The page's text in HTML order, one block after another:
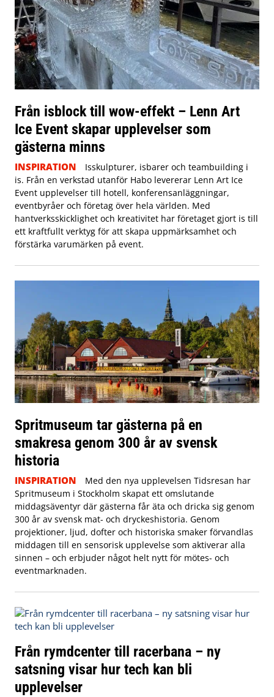
Från isblock till wow-effekt – Lenn Art
Ice Event skapar upplevelser som
gästerna minns
INSPIRATION
Isskulpturer, isbarer och teambuilding i
is. Från en verkstad utanför Habo levererar Lenn Art Ice
Event upplevelser till hotell, konferensanläggningar,
eventbyråer och företag över hela världen. Med
hantverksskicklighet och kreativitet har företaget gjort is till
ett kraftfullt verktyg för att skapa uppmärksamhet och
förstärka varumärken på event.
Spritmuseum tar gästerna på en
smakresa genom 300 år av svensk
historia
INSPIRATION
Med den nya upplevelsen Tidsresan har
Spritmuseum i Stockholm skapat ett omslutande
middagsäventyr där gästerna får äta och dricka sig genom
300 år av svensk mat- och dryckeshistoria. Genom
projektioner, ljud, dofter och historiska smaker förvandlas
middagen till en sensorisk upplevelse som aktiverar alla
sinnen – och erbjuder något helt nytt för mötes- och
eventmarknaden.
Från rymdcenter till racerbana – ny
satsning visar hur tech kan bli
upplevelser